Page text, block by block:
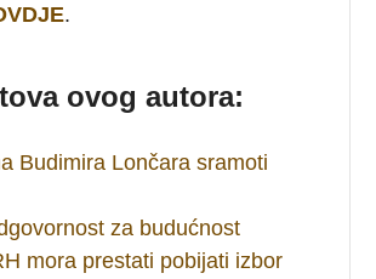
.
ovog autora:
Budimira Lončara sramoti
za budućnost
mora prestati pobijati izbor